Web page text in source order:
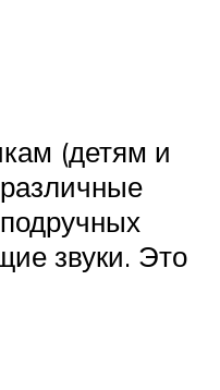
(детям и
звуки. Это